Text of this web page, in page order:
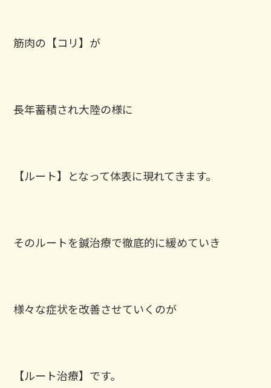
筋肉の【コリ】が
長年蓄積され大陸の様に
【ルート】となって体表に現れてきます。
そのルートを鍼治療で徹底的に緩めていき
様々な症状を改善させていくのが
【ルート治療】です。